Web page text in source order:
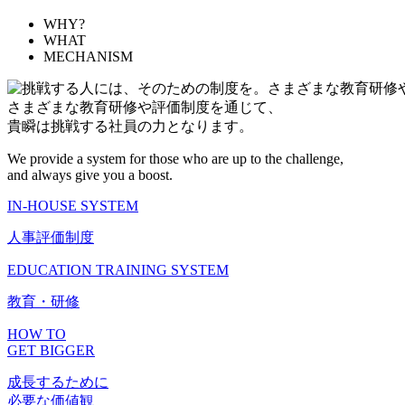
WHY?
WHAT
MECHANISM
さまざまな教育研修や評価制度を通じて、
貴瞬は挑戦する社員の力となります。
We provide a system for those who are up to the challenge,
and always give you a boost.
IN-HOUSE SYSTEM
人事評価制度
EDUCATION TRAINING SYSTEM
教育・研修
HOW TO
GET BIGGER
成長するために
必要な価値観